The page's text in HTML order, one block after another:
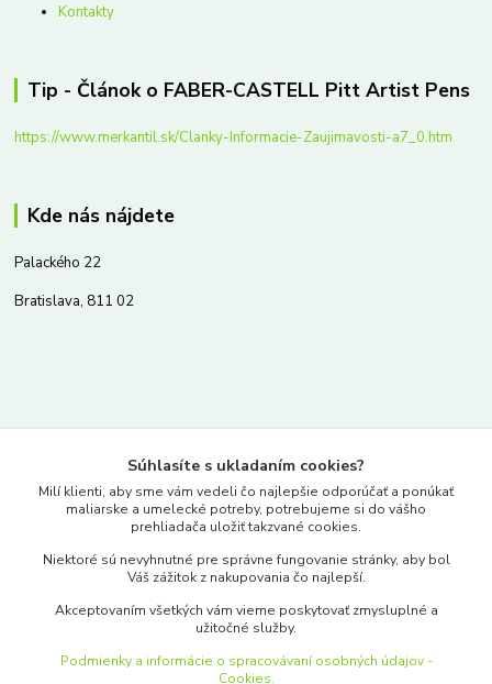
Kontakty
Tip - Článok o FABER-CASTELL Pitt Artist Pens
https://www.merkantil.sk/Clanky-Informacie-Zaujimavosti-a7_0.htm
Kde nás nájdete
Palackého 22
Bratislava, 811 02
www.merkantil.sk
Pondelok-Piatok: 9.00-17.00hod.
objednavky@merkantil-obchod.sk
Súhlasíte s ukladaním cookies?
Milí klienti, aby sme vám vedeli čo najlepšie odporúčať a ponúkať
maliarske a umelecké potreby, potrebujeme si do vášho
prehliadača uložiť takzvané cookies.
Niektoré sú nevyhnutné pre správne fungovanie stránky, aby bol
Váš zážitok z nakupovania čo najlepší.
Akceptovaním všetkých vám vieme poskytovať zmysluplné a
užitočné služby.
Podmienky a informácie o spracovávaní osobných údajov -
Cookies.